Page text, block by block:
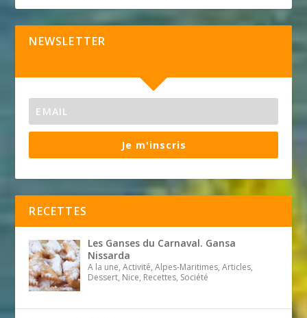
NEWSLETTER
Je m'inscris
RECETTES
Les Ganses du Carnaval. Gansa
Nissarda
A la une, Activité, Alpes-Maritimes, Articles,
Dessert, Nice, Recettes, Société